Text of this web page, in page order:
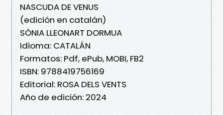
NASCUDA DE VENUS
(edición en catalán)
SÒNIA LLEONART DORMUA
Idioma: CATALÁN
Formatos: Pdf, ePub, MOBI, FB2
ISBN: 9788419756169
Editorial: ROSA DELS VENTS
Año de edición: 2024